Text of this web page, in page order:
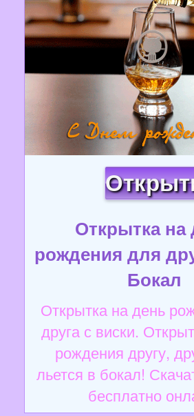
Открытка на
рождения для
Бокал
Открытка на день
друга с виски.
рождения другу,
льется в бокал!
бесплатно